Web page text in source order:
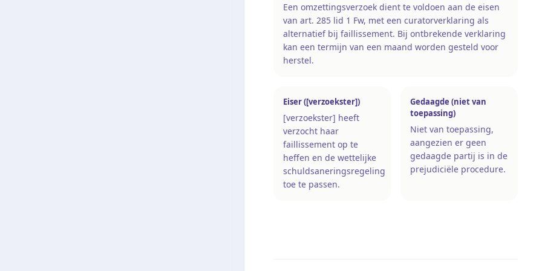
Een omzettingsverzoek dient te voldoen aan de eisen
van art. 285 lid 1 Fw, met een curatorverklaring als
alternatief bij faillissement. Bij ontbrekende verklaring
kan een termijn van een maand worden gesteld voor
herstel.
Eiser ([verzoekster])
[verzoekster] heeft
verzocht haar
faillissement op te
heffen en de wettelijke
schuldsaneringsregeling
toe te passen.
Gedaagde (niet van
toepassing)
Niet van toepassing,
aangezien er geen
gedaagde partij is in de
prejudiciële procedure.